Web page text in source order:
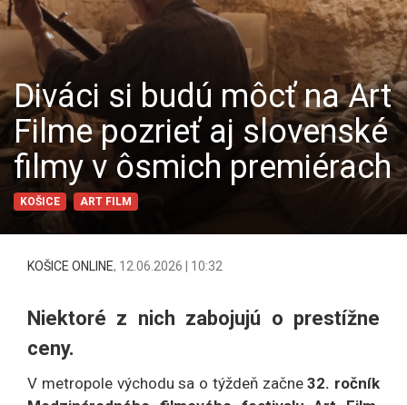
Diváci si budú môcť na Art
Filme pozrieť aj slovenské
filmy v ôsmich premiérach
KOŠICE ART FILM
KOŠICE ONLINE, 12.06.2026 | 10:32
Niektoré z nich zabojujú o prestížne
ceny.
V metropole východu sa o týždeň začne32. ročník